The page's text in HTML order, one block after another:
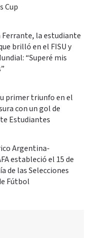
Cup
Ferrante, la estudiante
brilló en el FISU y
“Superé mis
primer triunfo en el
con un gol de
Estudiantes
Argentina-
estableció el 15 de
de las Selecciones
Fútbol